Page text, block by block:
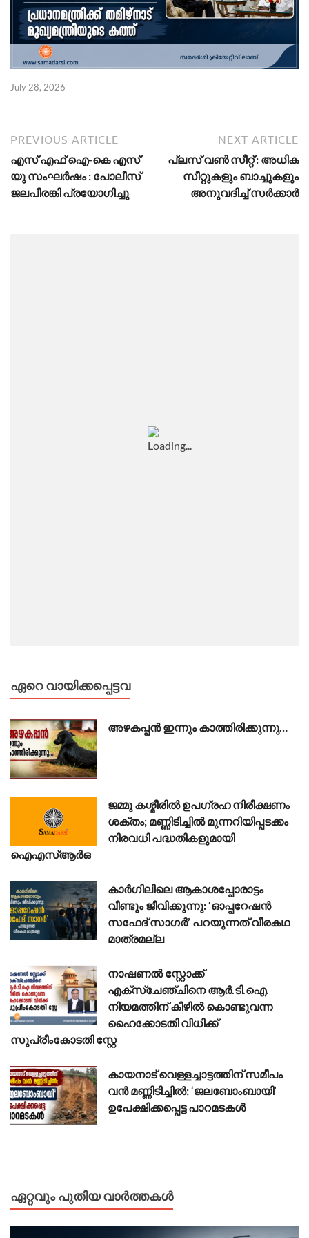
July 28, 2026
PREVIOUS ARTICLE
എസ് എഫ് ഐ-കെ എസ്
യു സംഘർഷം : പോലീസ്
ജലപീരങ്കി പ്രയോഗിച്ചു
NEXT ARTICLE
പ്ലസ് വണ്‍ സീറ്റ് : അധിക
സീറ്റുകളും ബാച്ചുകളും
അനുവദിച്ച് സര്‍ക്കാര്‍
ഏറെ വായിക്കപ്പെട്ടവ
അഴകപ്പൻ ഇന്നും കാത്തിരിക്കുന്നു…
ജമ്മു കശ്മീരിൽ ഉപഗ്രഹ നിരീക്ഷണം
ശക്തം; മണ്ണിടിച്ചിൽ മുന്നറിയിപ്പടക്കം
നിരവധി പദ്ധതികളുമായി
ഐഎസ്ആർഒ
കാർഗിലിലെ ആകാശപ്പോരാട്ടം
വീണ്ടും ജീവിക്കുന്നു: ‘ഓപ്പറേഷൻ
സഫേദ് സാഗർ’ പറയുന്നത് വീരകഥ
മാത്രമല്ല
നാഷണൽ സ്റ്റോക്ക്
എക്സ്ചേഞ്ചിനെ ആർ.ടി.ഐ.
നിയമത്തിന് കീഴിൽ കൊണ്ടുവന്ന
ഹൈക്കോടതി വിധിക്ക്
സുപ്രീംകോടതി സ്റ്റേ
കായനാട് വെള്ളച്ചാട്ടത്തിന് സമീപം
വൻ മണ്ണിടിച്ചിൽ; ‘ജലബോംബായി’
ഉപേക്ഷിക്കപ്പെട്ട പാറമടകൾ
ഏറ്റവും പുതിയ വാർത്തകൾ